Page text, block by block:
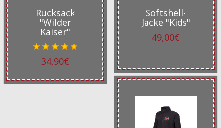
Rucksack
"Wilder
Kaiser"
34,90€
Softshell-
Jacke "Kids"
49,00€